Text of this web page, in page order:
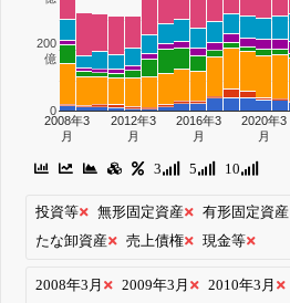
2008年3
月
2012年3
月
2016年3
月
2020年3
月
0
200
億
3 5 10
投資等 無形固定資産 有形固定資産
たな卸資産
売上債権 現金等
2008年3月 2009年3月 2010年3月